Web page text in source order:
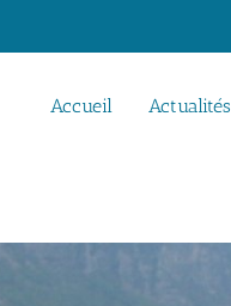
Accueil Actualités